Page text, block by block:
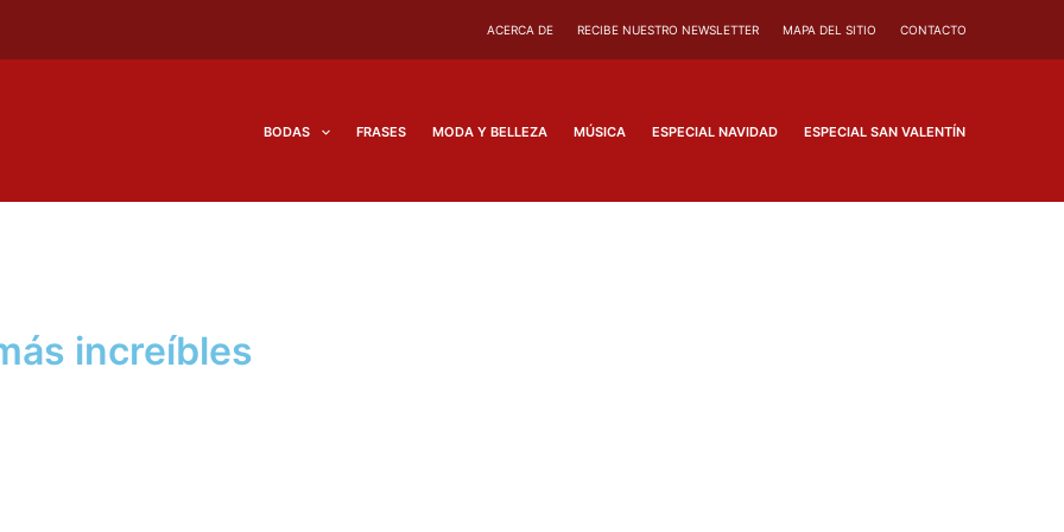
ACERCA DE RECIBE NUESTRO NEWSLETTER MAPA DEL SITIO CONTACTO
BODAS FRASES MODA Y BELLEZA MÚSICA ESPECIAL NAVIDAD ESPECIAL SAN VALENTÍN
increíbles